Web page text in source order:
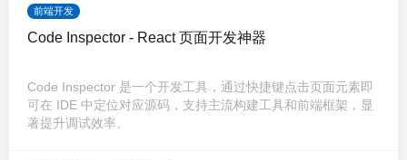
前端开发
Code Inspector - React 页面开发神器
Code Inspector 是一个开发工具，通过快捷键点击页面元素即
可在 IDE 中定位对应源码，支持主流构建工具和前端框架，显
著提升调试效率。